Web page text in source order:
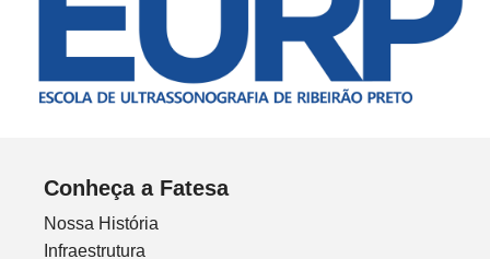
Conheça a Fatesa
Nossa História
Infraestrutura